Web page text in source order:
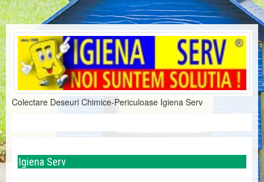
Colectare Deseuri Chimice-Periculoase Igiena Serv
Igiena Serv